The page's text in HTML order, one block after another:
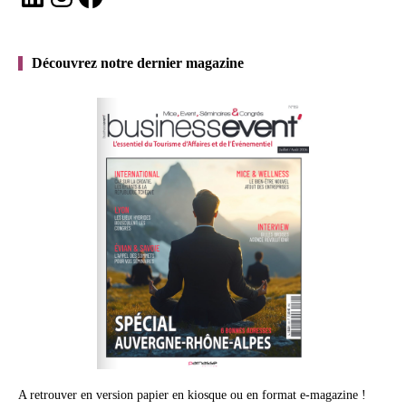
Découvrez notre dernier magazine
A retrouver en version papier en kiosque ou en format e-magazine !